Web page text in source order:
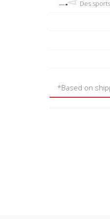
Des
*Based on